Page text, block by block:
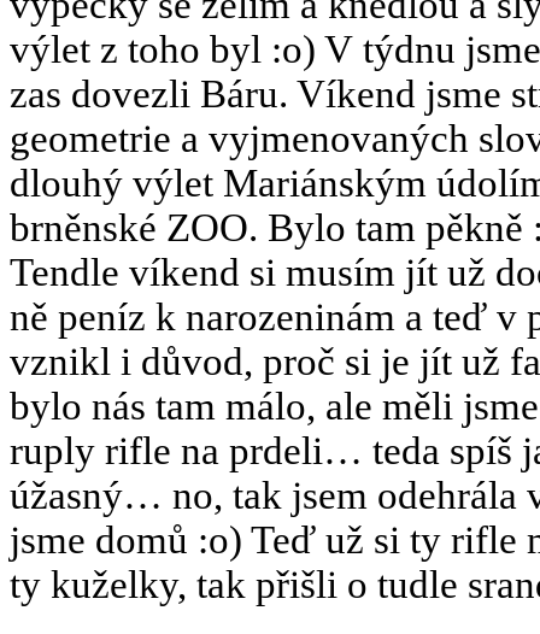
výlet z toho byl :o) V týdnu
zas dovezli Báru. Víkend jsme
geometrie a vyjmenovaných
dlouhý výlet Mariánským
brněnské ZOO. Bylo tam pěkně
Tendle víkend si musím jít už
ně peníz k narozeninám a teď
vznikl i důvod, proč si je jít už
bylo nás tam málo, ale měli
ruply rifle na prdeli… teda spíš
úžasný… no, tak jsem odehrála
jsme domů :o) Teď už si ty
ty kuželky, tak přišli o tudle